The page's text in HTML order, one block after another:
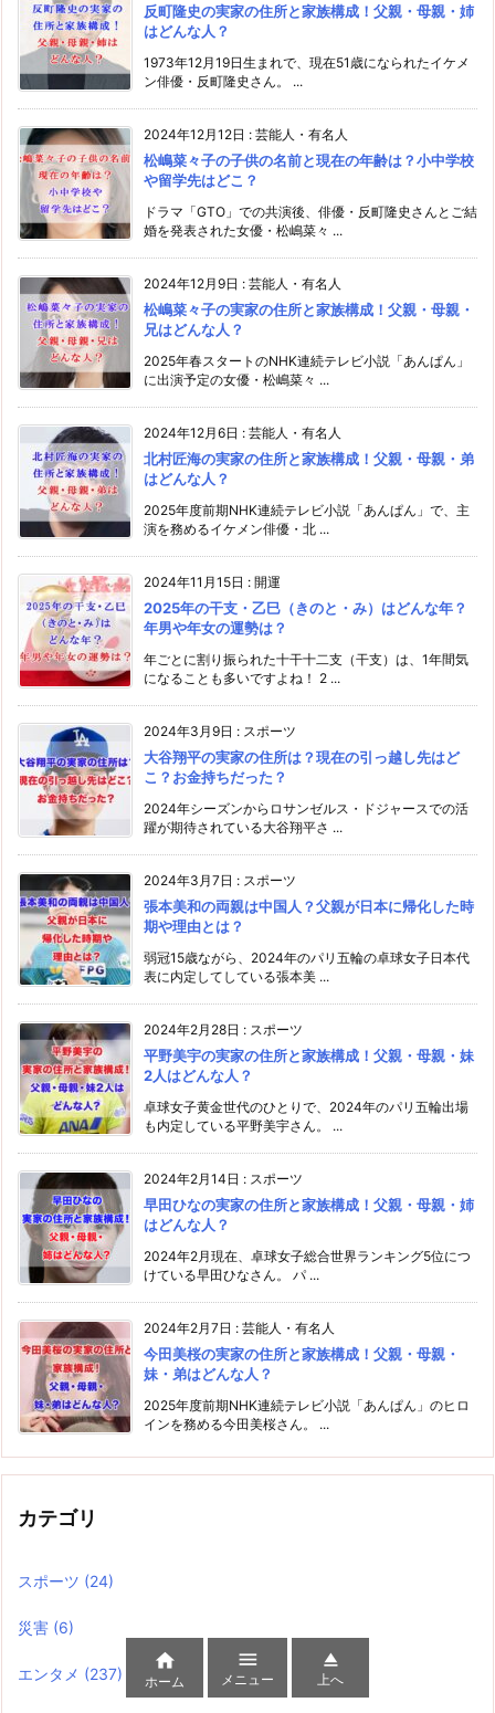
反町隆史の実家の住所と家族構成！父親・母親・姉
はどんな人？
1973年12月19日生まれで、現在51歳になられたイケメ
ン俳優・反町隆史さん。 ...
2024年12月12日 : 芸能人・有名人
松嶋菜々子の子供の名前と現在の年齢は？小中学校
や留学先はどこ？
ドラマ「GTO」での共演後、俳優・反町隆史さんとご結
婚を発表された女優・松嶋菜々 ...
2024年12月9日 : 芸能人・有名人
松嶋菜々子の実家の住所と家族構成！父親・母親・
兄はどんな人？
2025年春スタートのNHK連続テレビ小説「あんぱん」
に出演予定の女優・松嶋菜々 ...
2024年12月6日 : 芸能人・有名人
北村匠海の実家の住所と家族構成！父親・母親・弟
はどんな人？
2025年度前期NHK連続テレビ小説「あんぱん」で、主
演を務めるイケメン俳優・北 ...
2024年11月15日 : 開運
2025年の干支・乙巳（きのと・み）はどんな年？
年男や年女の運勢は？
年ごとに割り振られた十干十二支（干支）は、1年間気
になることも多いですよね！ 2 ...
2024年3月9日 : スポーツ
大谷翔平の実家の住所は？現在の引っ越し先はど
こ？お金持ちだった？
2024年シーズンからロサンゼルス・ドジャースでの活
躍が期待されている大谷翔平さ ...
2024年3月7日 : スポーツ
張本美和の両親は中国人？父親が日本に帰化した時
期や理由とは？
弱冠15歳ながら、2024年のパリ五輪の卓球女子日本代
表に内定してしている張本美 ...
2024年2月28日 : スポーツ
平野美宇の実家の住所と家族構成！父親・母親・妹
2人はどんな人？
卓球女子黄金世代のひとりで、2024年のパリ五輪出場
も内定している平野美宇さん。 ...
2024年2月14日 : スポーツ
早田ひなの実家の住所と家族構成！父親・母親・姉
はどんな人？
2024年2月現在、卓球女子総合世界ランキング5位につ
けている早田ひなさん。 パ ...
2024年2月7日 : 芸能人・有名人
今田美桜の実家の住所と家族構成！父親・母親・
妹・弟はどんな人？
2025年度前期NHK連続テレビ小説「あんぱん」のヒロ
インを務める今田美桜さん。 ...
カテゴリ
スポーツ (24)
災害 (6)
エンタメ (237)

ホーム

メニュー

上へ